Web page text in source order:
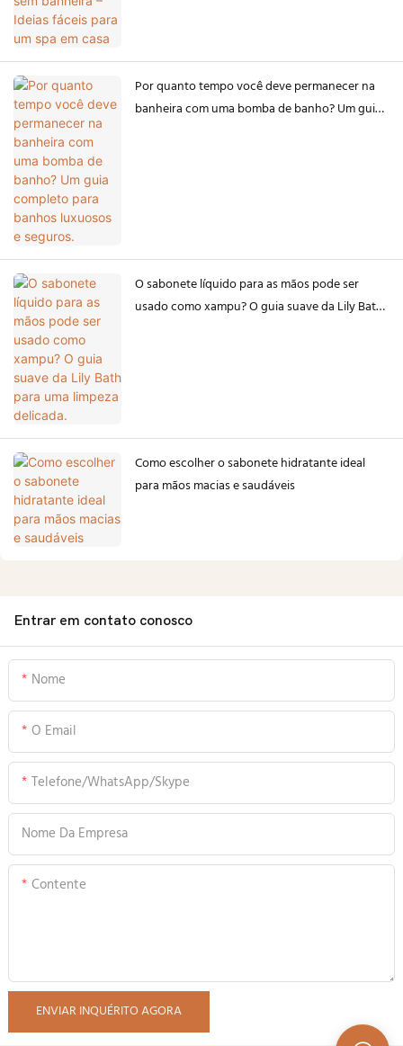
Por quanto tempo você deve permanecer na
banheira com uma bomba de banho? Um guia
O sabonete líquido para as mãos pode ser
usado como xampu? O guia suave da Lily Bath
Como escolher o sabonete hidratante ideal
para mãos macias e saudáveis
Entrar em contato conosco
Nome
O Email
Telefone/WhatsApp/Skype
Nome Da Empresa
Contente
ENVIAR INQUÉRITO AGORA